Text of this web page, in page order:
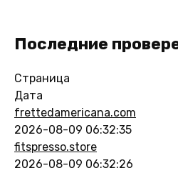
Последние
Страница
Дата
frettedamericana.com
2026-08-09 06:32:35
fitspresso.store
2026-08-09 06:32:26